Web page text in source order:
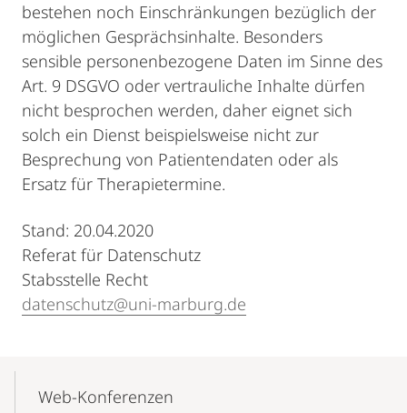
bestehen noch Einschränkungen bezüglich der
möglichen Gesprächsinhalte. Besonders
sensible personenbezogene Daten im Sinne des
Art. 9 DSGVO oder vertrauliche Inhalte dürfen
nicht besprochen werden, daher eignet sich
solch ein Dienst beispielsweise nicht zur
Besprechung von Patientendaten oder als
Ersatz für Therapietermine.
Stand: 20.04.2020
Referat für Datenschutz
Stabsstelle Recht
datenschutz@uni-marburg.de
NavigationWeb-Konferenzen